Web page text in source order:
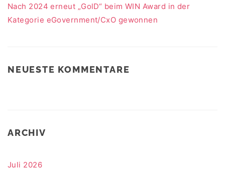
Nach 2024 erneut „GolD“ beim WIN Award in der
Kategorie eGovernment/CxO gewonnen
NEUESTE KOMMENTARE
ARCHIV
Juli 2026